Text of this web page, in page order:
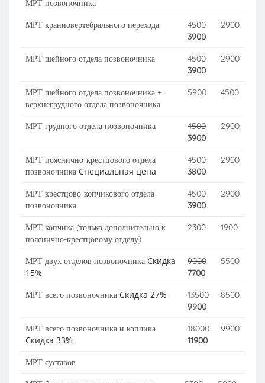
МРТ позвоночника
МРТ краниовертебрального перехода
4500
3900
2900
МРТ шейного отдела позвоночника
4500
3900
2900
МРТ шейного отдела позвоночника +
верхнегрудного отдела позвоночника
5900 4500
МРТ грудного отдела позвоночника
4500
3900
2900
МРТ пояснично-крестцового отдела
позвоночника Специальная цена
4500
3800
2900
МРТ крестцово-копчикового отдела
позвоночника
4500
3900
2900
МРТ копчика (только дополнительно к
пояснично-крестцовому отделу)
2300 1900
МРТ двух отделов позвоночника Скидка
15%
9000
7700
5500
МРТ всего позвоночника Скидка 27%
13500
9900
8500
МРТ всего позвоночника и копчика
Скидка 33%
18000
11900
9900
МРТ суставов